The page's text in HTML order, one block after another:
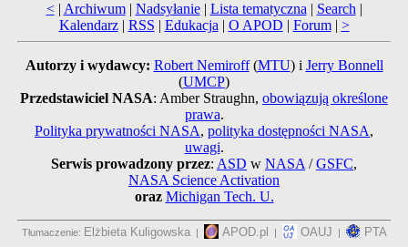
<| Archiwum| Nadsyłanie| Lista tematyczna | Search |
Kalendarz| RSS | Edukacja | O APOD | Forum| >
Autorzy i wydawcy: Robert Nemiroff(MTU) i Jerry Bonnell
(UMCP)
Przedstawiciel NASA: Amber Straughn, obowiązują określone
prawa.
Polityka prywatności NASA, polityka dostępności NASA,
uwagi.
Serwis prowadzony przez: ASD w NASA /GSFC,
NASA Science Activation
oraz Michigan Tech. U.
Tłumaczenie: Elżbieta Kuligowska| APOD.pl OAUJ PTA